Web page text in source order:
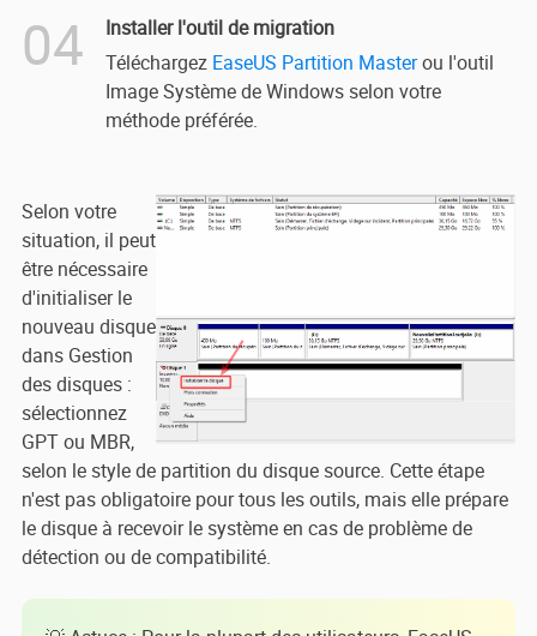
04
Installer l'outil de migration
Téléchargez EaseUS Partition Masterou l'outil
Image Système de Windows selon votre
méthode préférée.
Selon votre
situation, il peut
être nécessaire
d'initialiser le
nouveau disque
dans Gestion
des disques :
sélectionnez
GPT ou MBR,
selon le style de partition du disque source. Cette étape
n'est pas obligatoire pour tous les outils, mais elle prépare
le disque à recevoir le système en cas de problème de
détection ou de compatibilité.